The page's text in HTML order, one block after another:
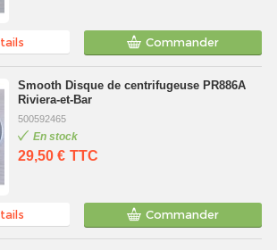
Commander
Smooth Disque de centrifugeuse PR886A
Riviera-et-Bar
500592465
En stock
29,50 € TTC
Commander